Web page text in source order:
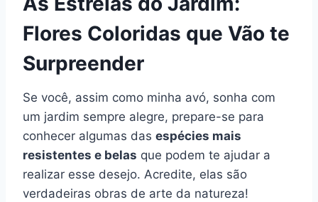
Flores Coloridas que Vão te
Surpreender
Se você, assim como minha avó, sonha com
um jardim sempre alegre, prepare-se para
conhecer algumas das espécies mais
resistentes e belas que podem te ajudar a
realizar esse desejo. Acredite, elas são
verdadeiras obras de arte da natureza!